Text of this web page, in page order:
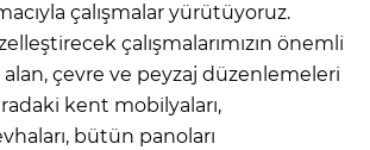
çalışmalar yürütüyoruz.
çalışmalarımızın önemli
alan, çevre ve peyzaj düzenlemeleri
kent mobilyaları,
bütün panoları